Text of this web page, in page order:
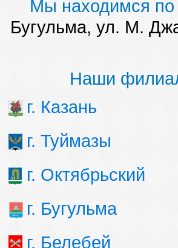
Мы находимся по
Бугульма, ул. М.
Наши
г. Казань
г. Туймазы
г. Октябрьский
г. Бугульма
г. Белебей